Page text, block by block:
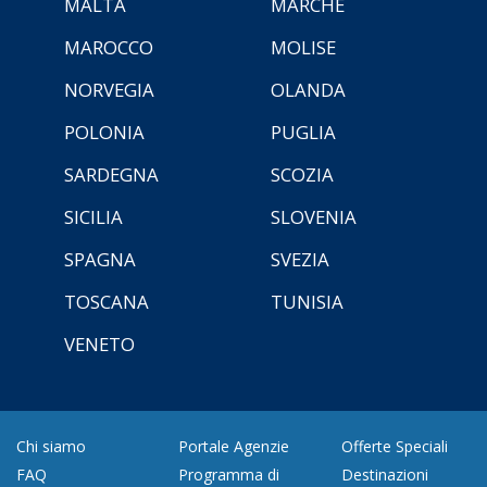
MAROCCO
MOLISE
NORVEGIA
OLANDA
POLONIA
PUGLIA
SARDEGNA
SCOZIA
SICILIA
SLOVENIA
SPAGNA
SVEZIA
TOSCANA
TUNISIA
VENETO
Chi siamo
FAQ
Portale Agenzie
Programma di
Offerte Speciali
Destinazioni